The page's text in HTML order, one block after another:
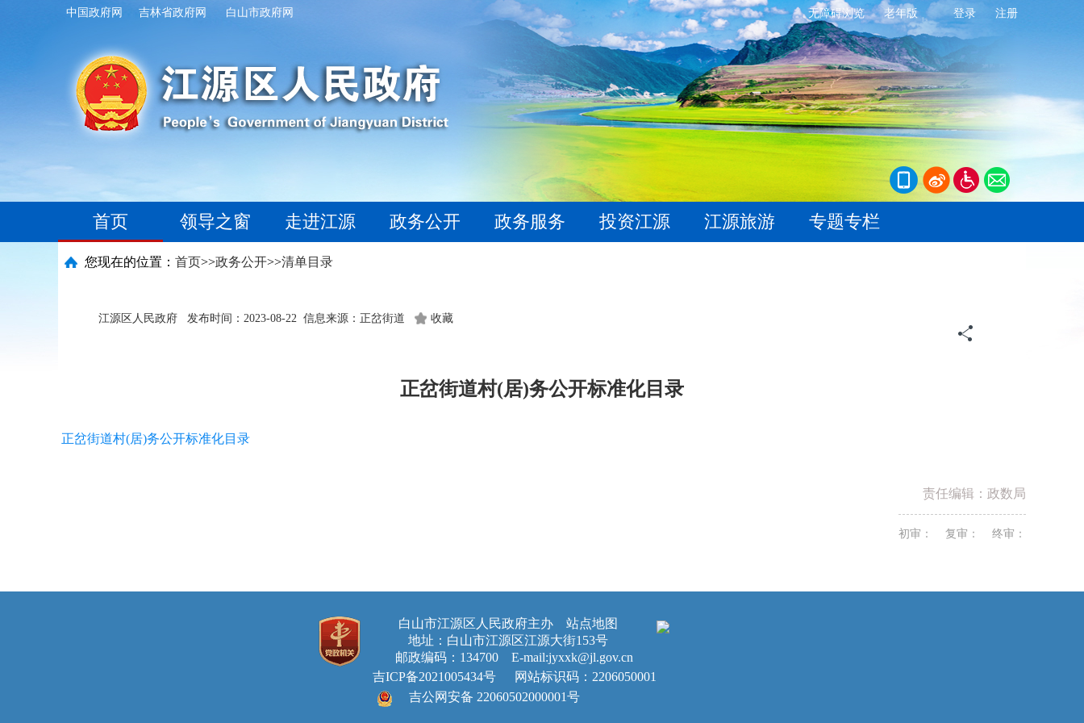
中国政府网 吉林省政府网 白山市政府网 无障碍浏览 老年版 登录 注册
首页 领导之窗 走进江源 政务公开 政务服务 投资江源 江源旅游 专题专栏
您现在的位置： 首页>>政务公开>>清单目录
江源区人民政府 发布时间：2023-08-22 信息来源：正岔街道 收藏
正岔街道村(居)务公开标准化目录
正岔街道村(居)务公开标准化目录
责任编辑：政数局
初审： 复审： 终审：
白山市江源区人民政府主办 站点地图
地址：白山市江源区江源大街153号
邮政编码：134700 E-mail:jyxxk@jl.gov.cn
吉ICP备2021005434号
网站标识码：2206050001
吉公网安备 22060502000001号